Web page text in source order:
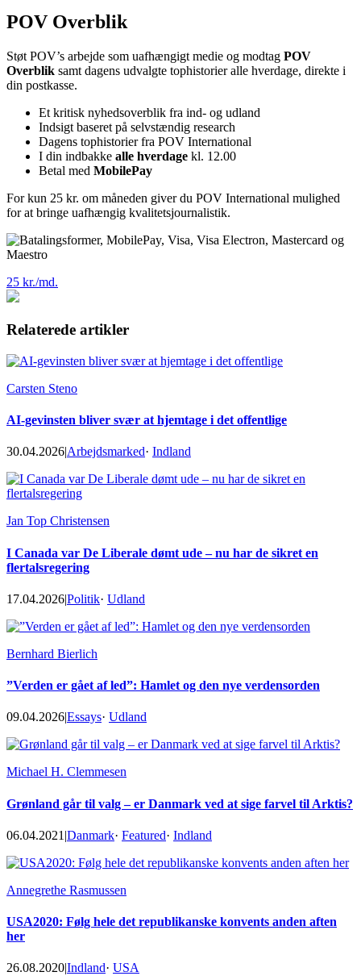
POV Overblik
Støt POV’s arbejde som uafhængigt medie og modtag POV
Overblik samt dagens udvalgte tophistorier alle hverdage, direkte i
din postkasse.
Et kritisk nyhedsoverblik fra ind- og udland
Indsigt baseret på selvstændig research
Dagens tophistorier fra POV International
I din indbakke alle hverdage kl. 12.00
Betal med MobilePay
For kun 25 kr. om måneden giver du POV International mulighed
for at bringe uafhængig kvalitetsjournalistik.
25 kr./md.
Relaterede artikler
Carsten Steno
AI-gevinsten bliver svær at hjemtage i det offentlige
30.04.2026|Arbejdsmarked· Indland
Jan Top Christensen
I Canada var De Liberale dømt ude – nu har de sikret en
flertalsregering
17.04.2026|Politik· Udland
Bernhard Bierlich
”Verden er gået af led”: Hamlet og den nye verdensorden
09.04.2026|Essays· Udland
Michael H. Clemmesen
Grønland går til valg – er Danmark ved at sige farvel til Arktis?
06.04.2021 |Danmark· Featured· Indland
Annegrethe Rasmussen
USA2020: Følg hele det republikanske konvents anden aften
her
26.08.2020|Indland· USA